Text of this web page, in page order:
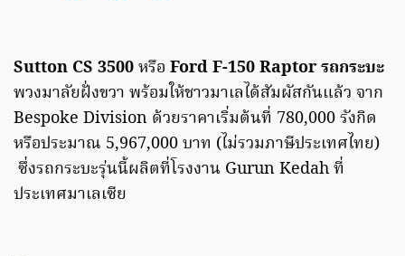
Sutton CS 3500หรือ Ford F-150 Raptor รถกระบะ
พวงมาลัยฝั่งขวา พร้อมให้ชาวมาเลได้สัมผัสกันแล้ว จาก
Bespoke Division ด้วยราคาเริ่มต้นที่ 780,000 รังกิด
หรือประมาณ 5,967,000 บาท (ไม่รวมภาษีประเทศไทย)
ซึ่งรถกระบะรุ่นนี้ผลิตที่โรงงาน Gurun Kedah ที่
ประเทศมาเลเซีย